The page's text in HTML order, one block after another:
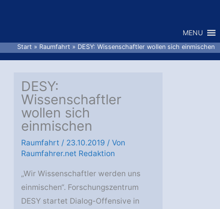
MENU
Start Raumfahrt DESY: Wissenschaftler wollen sich einmischen
DESY:
Wissenschaftler
wollen sich
einmischen
Raumfahrt / 23.10.2019 / Von
Raumfahrer.net Redaktion
„Wir Wissenschaftler werden uns
einmischen“. Forschungszentrum
DESY startet Dialog-Offensive in